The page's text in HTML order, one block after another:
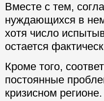
Вместе с тем,
нуждающихся в
хотя число
остается
Кроме того,
постоянные
кризисном регионе.